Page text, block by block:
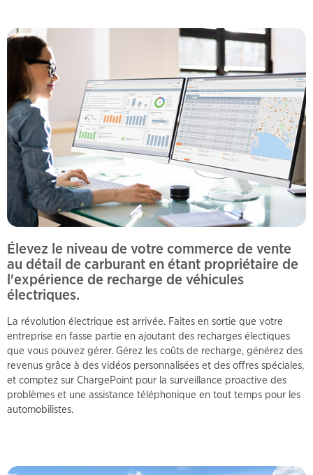
Élevez le niveau de votre commerce de vente
au détail de carburant en étant propriétaire de
l'expérience de recharge de véhicules
électriques.
La révolution électrique est arrivée. Faites en sortie que votre
entreprise en fasse partie en ajoutant des recharges électiques
que vous pouvez gérer. Gérez les coûts de recharge, générez des
revenus grâce à des vidéos personnalisées et des offres spéciales,
et comptez sur ChargePoint pour la surveillance proactive des
problèmes et une assistance téléphonique en tout temps pour les
automobilistes.